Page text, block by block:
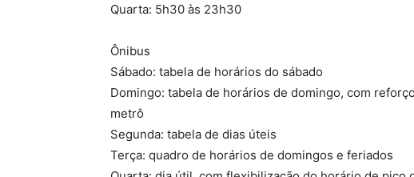
Quarta: 5h30 às 23h30
Ônibus
Sábado: tabela de horários do sábado
Domingo: tabela de horários de domingo, com
metrô
Segunda: tabela de dias úteis
Terça: quadro de horários de domingos e feriados